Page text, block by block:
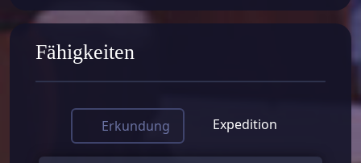
Fähigkeiten
Erkundung Expedition